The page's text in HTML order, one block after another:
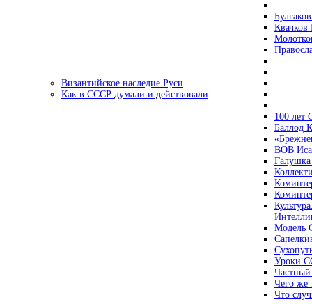
Византийское наследие Руси
Как в СССР думали и действовали
100 лет
Баллод
ВОВ
Модель
Уроки
Чего же
Что